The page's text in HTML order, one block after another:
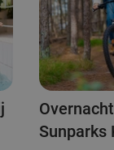
Sunparks